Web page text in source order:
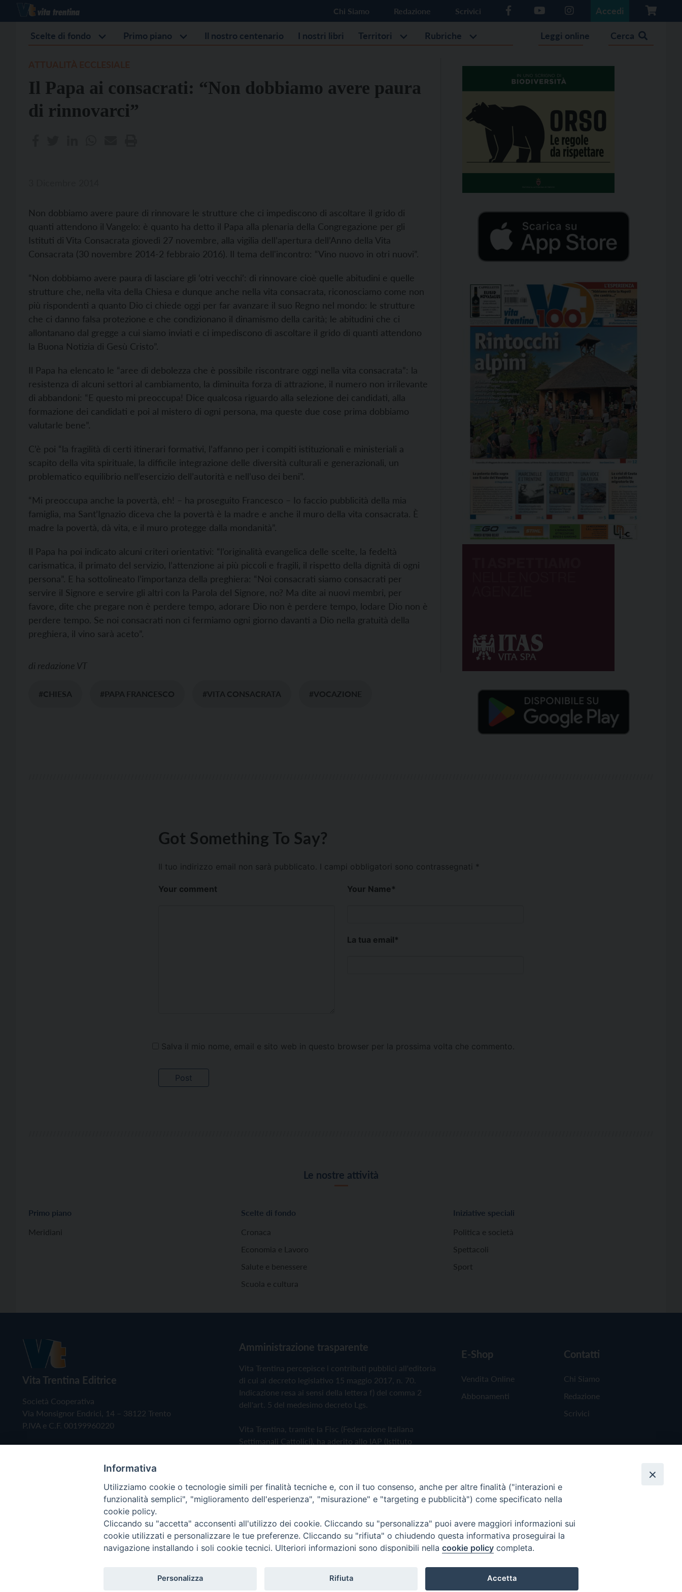
Chi Siamo Redazione Scrivici Accedi
Scelte di fondo Primo piano Il nostro centenario I nostri libri Territori Rubriche Leggi online Cerca
Il Papa ai consacrati: “Non dobbiamo avere paura
di rinnovarci”
Non dobbiamo avere paure di rinnovare le strutture che ci impediscono di ascoltare il grido di
quanti attendono il Vangelo: è quanto ha detto il Papa alla plenaria della Congregazione per gli
Istituti di Vita Consacrata giovedì 27 novembre, alla vigilia dell’apertura dell’Anno della Vita
Consacrata (30 novembre 2014-2 febbraio 2016). Il tema dell'incontro: “Vino nuovo in otri nuovi”.
“Non dobbiamo avere paura di lasciare gli ‘otri vecchi’: di rinnovare cioè quelle abitudini e quelle
strutture che, nella vita della Chiesa e dunque anche nella vita consacrata, riconosciamo come non
più rispondenti a quanto Dio ci chiede oggi per far avanzare il suo Regno nel mondo: le strutture
che ci danno falsa protezione e che condizionano il dinamismo della carità; le abitudini che ci
allontanano dal gregge a cui siamo inviati e ci impediscono di ascoltare il grido di quanti attendono
la Buona Notizia di Gesù Cristo”.
Il Papa ha elencato le “aree di debolezza che è possibile riscontrare oggi nella vita consacrata”: la
resistenza di alcuni settori al cambiamento, la diminuita forza di attrazione, il numero non irrilevante
di abbandoni: “E questo mi preoccupa! Dice qualcosa riguardo alla selezione dei candidati, alla
formazione dei candidati e poi al mistero di ogni persona, ma queste due cose prima dobbiamo
valutarle bene”.
C’è poi “la fragilità di certi itinerari formativi, l’affanno per i compiti istituzionali e ministeriali a
scapito della vita spirituale, la difficile integrazione delle diversità culturali e generazionali, un
problematico equilibrio nell’esercizio dell’autorità e nell’uso dei beni”.
“Mi preoccupa anche la povertà, eh! – ha proseguito Francesco – Io faccio pubblicità della mia
famiglia, ma Sant’Ignazio diceva che la povertà è la madre e anche il muro della vita consacrata. È
madre la povertà, dà vita, e il muro protegge dalla mondanità”.
Il Papa ha poi indicato alcuni criteri orientativi: “l’originalità evangelica delle scelte, la fedeltà
carismatica, il primato del servizio, l’attenzione ai più piccoli e fragili, il rispetto della dignità di ogni
persona”. E ha sottolineato l’importanza della preghiera: “Noi consacrati siamo consacrati per
servire il Signore e servire gli altri con la Parola del Signore, no? Ma dite ai nuovi membri, per
favore, dite che pregare non è perdere tempo, adorare Dio non è perdere tempo, lodare Dio non è
perdere tempo. Se noi consacrati non ci fermiamo ogni giorno davanti a Dio nella gratuità della
preghiera, il vino sarà aceto”.
di redazione VT
#CHIESA #PAPA FRANCESCO #VITA CONSACRATA #VOCAZIONE
Got Something To Say?
Il tuo indirizzo email non sarà pubblicato. I campi obbligatori sono contrassegnati *
Your comment Your Name*
La tua email*
Salva il mio nome, email e sito web in questo browser per la prossima volta che commento.
Le nostre attività
Primo piano
Meridiani
Scelte di fondo
Cronaca
Economia e Lavoro
Salute e benessere
Scuola e cultura
Iniziative speciali
Politica e società
Spettacoli
Sport
Vita Trentina Editrice
Società Cooperativa
Via Monsignor Endrici, 14 – 38122 Trento
P.IVA e C.F. 00199960220
Amministrazione trasparente
Vita Trentina percepisce i contributi pubblici all'editoria
di cui al decreto legislativo 15 maggio 2017, n. 70.
Indicazione resa ai sensi della lettera f) del comma 2
dell'art. 5 del medesimo decreto Lgs.
Vita Trentina, tramite la Fisc (Federazione Italiana
Settimanali Cattolici), ha aderito allo IAP (Istituto
Privacy Policy Cookie Policy
E-Shop
Vendita Online
Abbonamenti
Contatti
Chi Siamo
Redazione
Scrivici
Copyright © 2019 - Tutti i diritti riservati - Vita Trentina Editrice
Informativa
Utilizziamo cookie o tecnologie simili per finalità tecniche e, con il tuo consenso, anche per altre finalità ("interazioni e
funzionalità semplici", "miglioramento dell'esperienza", "misurazione" e "targeting e pubblicità") come specificato nella
cookie policy.
Cliccando su "accetta" acconsenti all'utilizzo dei cookie. Cliccando su "personalizza" puoi avere maggiori informazioni sui
cookie utilizzati e personalizzare le tue preferenze. Cliccando su "rifiuta" o chiudendo questa informativa proseguirai la
navigazione installando i soli cookie tecnici. Ulteriori informazioni sono disponibili nella cookie policy completa.
Personalizza Rifiuta Accetta